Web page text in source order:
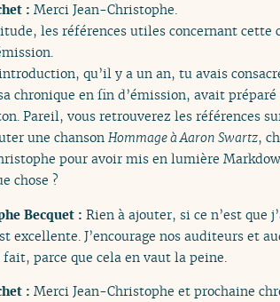
: Merci Jean-Christophe.
les références utiles concernant
qu’il y a un an, tu avais
chronique en fin d’émission, avait
Pareil, vous retrouverez les références
une chanson Hommage à Aaron Swartz,
pour avoir mis en lumière
chose ?
Becquet : Rien à ajouter, si ce n’est que
excellente. J’encourage nos auditeurs et
fait, parce que cela en vaut la peine.
: Merci Jean-Christophe et prochaine